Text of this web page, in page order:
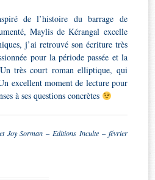
de l’histoire du barrage de
Maylis de Kérangal excelle
j’ai retrouvé son écriture très
pour la période passée et la
très court roman elliptique, qui
excellent moment de lecture pour
à ses questions concrètes
Joy Sorman – Editions Inculte – février